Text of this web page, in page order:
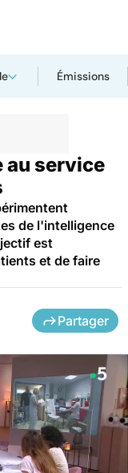
Émissions
service
de l'intelligence
est
et de faire
Partager